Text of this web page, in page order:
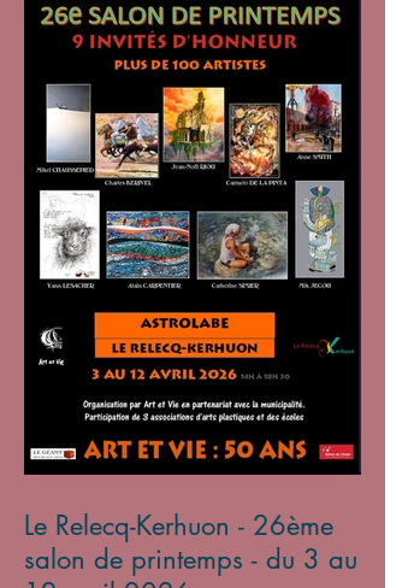
Le Relecq-Kerhuon - 26ème
salon de printemps - du 3 au